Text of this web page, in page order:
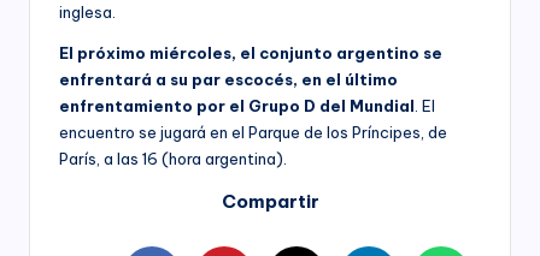
inglesa.
El próximo miércoles, el conjunto argentino se
enfrentará a su par escocés, en el último
enfrentamiento por el Grupo D del Mundial . El
encuentro se jugará en el Parque de los Príncipes, de
París, a las 16 (hora argentina).
Compartir